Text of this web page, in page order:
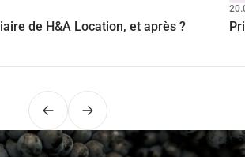
de H&A Location, et après ?
PrécédentSuivant